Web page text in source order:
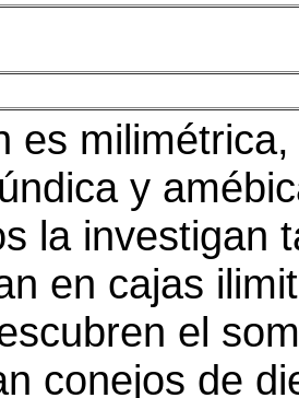
es milimétrica,
y
la investigan
en cajas
el
conejos de